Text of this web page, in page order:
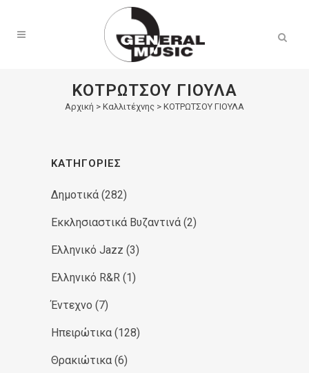
ΚΟΤΡΩΤΣΟΥ ΓΙΟΥΛΑ
Αρχική > Καλλιτέχνης > ΚΟΤΡΩΤΣΟΥ ΓΙΟΥΛΑ
ΚΑΤΗΓΟΡΊΕΣ
Δημοτικά (282)
Εκκλησιαστικά Βυζαντινά (2)
Ελληνικό Jazz (3)
Ελληνικό R&R (1)
Έντεχνο (7)
Ηπειρώτικα (128)
Θρακιώτικα (6)